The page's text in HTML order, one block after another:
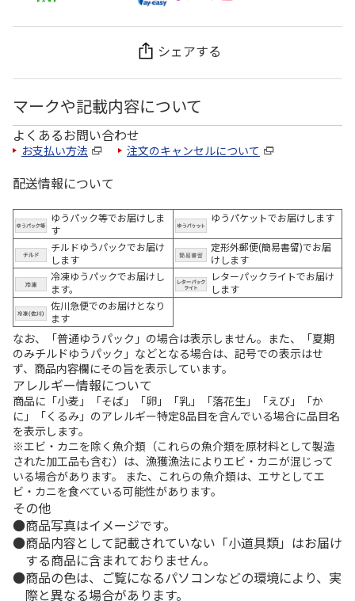
シェアする
マークや記載内容について
よくあるお問い合わせ
お支払い方法 注文のキャンセルについて
配送情報について
ゆうパック等でお届けしま
す
ゆうパケットでお届けします
チルドゆうパックでお届け
します
定形外郵便(簡易書留)でお届
けします
冷凍ゆうパックでお届けし
ます。
レターパックライトでお届け
します
佐川急便でのお届けとなり
ます
なお、「普通ゆうパック」の場合は表示しません。また、「夏期
のみチルドゆうパック」などとなる場合は、記号での表示はせ
ず、商品内容欄にその旨を表示しています。
アレルギー情報について
商品に「小麦」「そば」「卵」「乳」「落花生」「えび」「か
に」「くるみ」のアレルギー特定8品目を含んでいる場合に品目名
を表示します。
※エビ・カニを除く魚介類（これらの魚介類を原材料として製造
された加工品も含む）は、漁獲漁法によりエビ・カニが混じって
いる場合があります。 また、これらの魚介類は、エサとしてエ
ビ・カニを食べている可能性があります。
その他
商品写真はイメージです。
商品内容として記載されていない「小道具類」はお届け
する商品に含まれておりません。
商品の色は、ご覧になるパソコンなどの環境により、実
際と異なる場合があります。